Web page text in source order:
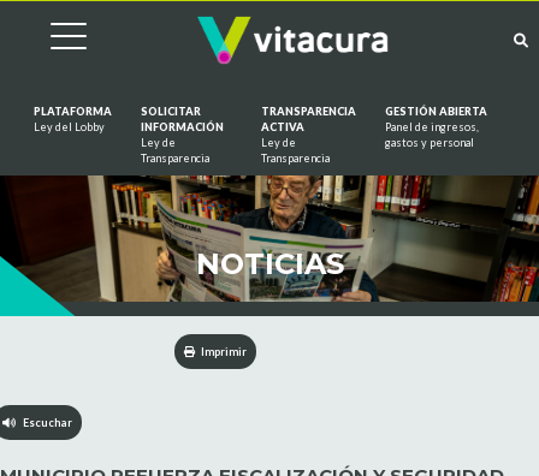
PLATAFORMA
Ley del Lobby
SOLICITAR
INFORMACIÓN
Ley de
Transparencia
TRANSPARENCIA
ACTIVA
Ley de
Transparencia
GESTIÓN ABIERTA
Panel de ingresos,
gastos y personal
NOTICIAS
Imprimir
Escuchar